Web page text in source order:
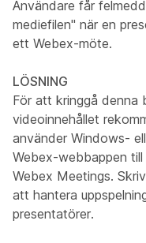
Användare får
mediefilen" när en
ett Webex-möte.
LÖSNING
För att kringgå denna
videoinnehållet
använder Windows-
Webex-webbappen
Webex Meetings.
att hantera
presentatörer.